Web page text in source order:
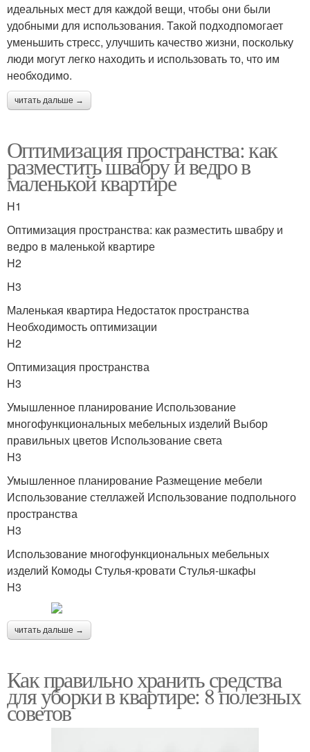
идеальных мест для каждой вещи, чтобы они были
удобными для использования. Такой подходпомогает
уменьшить стресс, улучшить качество жизни, поскольку
люди могут легко находить и использовать то, что им
необходимо.
читать дальше →
Оптимизация пространства: как
разместить швабру и ведро в
маленькой квартире
H1
Оптимизация пространства: как разместить швабру и
ведро в маленькой квартире
H2
H3
Маленькая квартира Недостаток пространства
Необходимость оптимизации
H2
Оптимизация пространства
H3
Умышленное планирование Использование
многофункциональных мебельных изделий Выбор
правильных цветов Использование света
H3
Умышленное планирование Размещение мебели
Использование стеллажей Использование подпольного
пространства
H3
Использование многофункциональных мебельных
изделий Комоды Стулья-кровати Стулья-шкафы
H3
читать дальше →
Как правильно хранить средства
для уборки в квартире: 8 полезных
советов